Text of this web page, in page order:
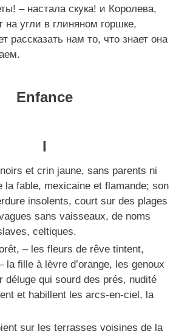
– настала скука! и Королева,
на угли в глиняном горшке,
рассказать нам то, что знает она
Enfance
I
et crin jaune, sans parents ni
la fable, mexicaine et flamande; son
insolents, court sur des plages
sans vaisseaux, de noms
celtiques.
– les fleurs de rêve tintent,
la fille à lèvre d’orange, les genoux
déluge qui sourd des prés, nudité
et habillent les arcs-en-ciel, la
sur les terrasses voisines de la